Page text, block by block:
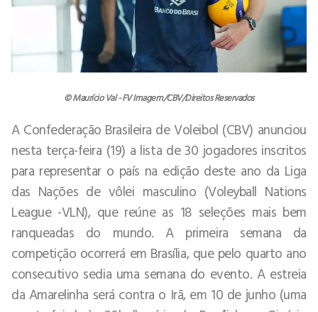
© Maurício Val - FV Imagem/CBV/Direitos Reservados
A Confederação Brasileira de Voleibol (CBV) anunciou
nesta terça-feira (19) a lista de 30 jogadores inscritos
para representar o país na edição deste ano da Liga
das Nações de vôlei masculino (Voleyball Nations
League -VLN), que reúne as 18 seleções mais bem
ranqueadas do mundo. A primeira semana da
competição ocorrerá em Brasília, que pelo quarto ano
consecutivo sedia uma semana do evento. A estreia
da Amarelinha será contra o Irã, em 10 de junho (uma